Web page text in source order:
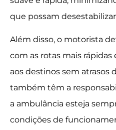
que possam
Além disso, o motorista
com as rotas mais rápidas
aos destinos sem atrasos
também têm a
a ambulância esteja
condições de